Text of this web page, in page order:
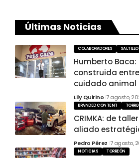
Últimas Noticias
COLABORADORES SALTILLO
Humberto
construida
cuidado animal
Lily Quirino 7 agosto,
BRANDED CONTENT
CRIMKA: de
aliado
Pedro Pérez 7 agosto,
NOTICIAS TORREÓN